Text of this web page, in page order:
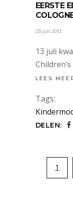
EERSTE
23 juli 2013
13 juli
LEES
Tags:
DELEN:
1